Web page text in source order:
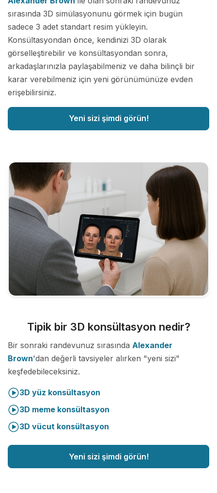
sırasında 3D simülasyonunu görmek için bugün
sadece 3 adet standart resim yükleyin.
Konsültasyondan önce, kendinizi 3D olarak
görselleştirebilir ve konsültasyondan sonra,
arkadaşlarınızla paylaşabilmeniz ve daha bilinçli bir
karar verebilmeniz için yeni görünümünüze evden
erişebilirsiniz.
Yeni sizi şimdi görün!
Tipik bir 3D konsültasyon nedir?
Bir sonraki randevunuz sırasında Alexander
Brown'dan değerli tavsiyeler alırken "yeni sizi"
keşfedebileceksiniz.
3D yüz konsültasyon
3D meme konsültasyon
3D vücut konsültasyon
Yeni sizi şimdi görün!